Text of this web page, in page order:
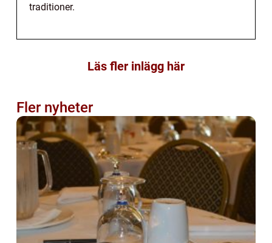
traditioner.
Läs fler inlägg här
Fler nyheter